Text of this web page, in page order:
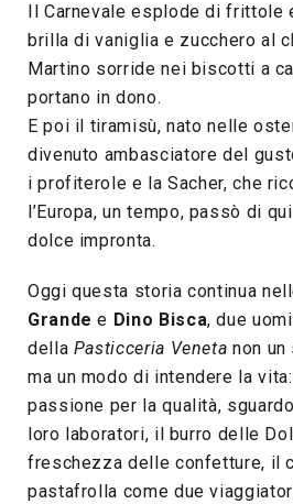
Il Carnevale esplode di frittole
brilla di vaniglia e zucchero al
Martino sorride nei biscotti a
portano in dono.
E poi il tiramisù, nato nelle
divenuto ambasciatore del
i profiterole e la Sacher, che
l’Europa, un tempo, passò di
dolce impronta.
Oggi questa storia continua
Grande e Dino Bisca, due
della Pasticceria Veneta non
ma un modo di intendere la
passione per la qualità,
loro laboratori, il burro delle
freschezza delle confetture, il
pastafrolla come due